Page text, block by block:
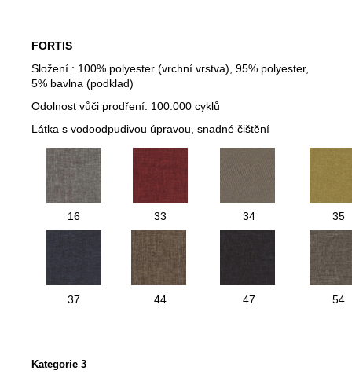
FORTIS
Složení : 100% polyester (vrchní vrstva), 95% polyester,
5% bavlna (podklad)
Odolnost vůči prodření: 100.000 cyklů
Látka s vodoodpudivou úpravou, snadné čištění
16 33 34 35
37 44 47 54
Kategorie 3